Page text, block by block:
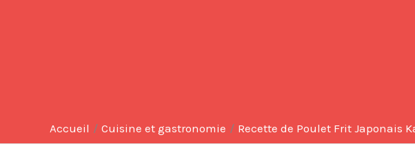
Accueil Cuisine et gastronomie Recette de Poulet Frit Japonais